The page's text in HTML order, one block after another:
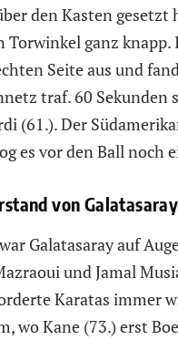
den Kasten
Torwinkel ganz
Seite aus und
traf. 60
(61.). Der
es vor den Ball
von Galatasaray
Galatasaray auf
und Jamal
Karatas immer
wo Kane (73.) erst